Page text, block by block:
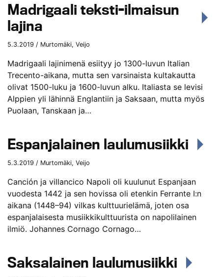
Madrigaali teksti-ilmaisun
lajina
5.3.2019 / Murtomäki, Veijo
Madrigaali lajinimenä esiityy jo 1300-luvun Italian
Trecento-aikana, mutta sen varsinaista kultakautta
olivat 1500-luku ja 1600-luvun alku. Italiasta se levisi
Alppien yli lähinnä Englantiin ja Saksaan, mutta myös
Puolaan, Tanskaan ja…
Espanjalainen laulumusiikki
5.3.2019 / Murtomäki, Veijo
Canción ja villancico Napoli oli kuulunut Espanjaan
vuodesta 1442 ja sen hovissa oli etenkin Ferrante I:n
aikana (1448–94) vilkas kulttuurielämä, joten osa
espanjalaisesta musiikkikulttuurista on napolilainen
ilmiö. Johannes Cornago Cornago…
Saksalainen laulumusiikki